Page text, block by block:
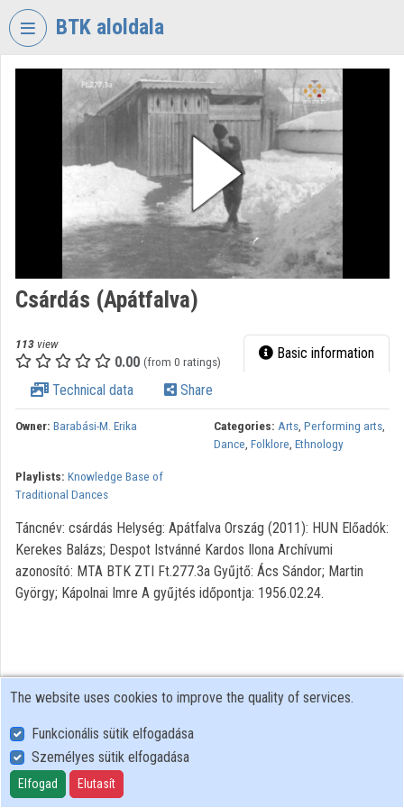
Skip header
BTK aloldala
VIDEOTORIUM
RESEARCH
HUMANTITIES
Organization home
Categories
Organization playlists
Contributors
Csárdás (Apátfalva)
113 view
0.00 (from 0 ratings) Basic information
Technical data Share
Owner: Barabási-M. Erika Categories: Arts, Performing arts,
Dance, Folklore, Ethnology
Playlists: Knowledge Base of
Traditional Dances
Táncnév: csárdás Helység: Apátfalva Ország (2011): HUN Előadók:
Kerekes Balázs; Despot Istvánné Kardos Ilona Archívumi
azonosító: MTA BTK ZTI Ft.277.3a Gyűjtő: Ács Sándor; Martin
György; Kápolnai Imre A gyűjtés időpontja: 1956.02.24.
User Policy
Adatkezelési tájékoztató (en)
Cookie Policy
The website uses cookies to improve the quality of services.
Funkcionális sütik elfogadása
Személyes sütik elfogadása
Elfogad Elutasít